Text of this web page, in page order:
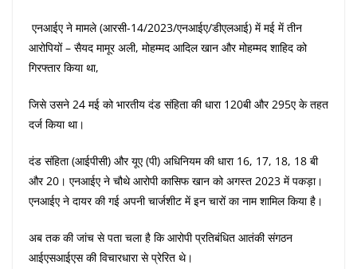
एनआईए ने मामले (आरसी-14/2023/एनआईए/डीएलआई) में मई में तीन
आरोपियों – सैयद मामूर अली, मोहम्मद आदिल खान और मोहम्मद शाहिद को
गिरफ्तार किया था,
जिसे उसने 24 मई को भारतीय दंड संहिता की धारा 120बी और 295ए के तहत
दर्ज किया था।
दंड संहिता (आईपीसी) और यूए (पी) अधिनियम की धारा 16, 17, 18, 18 बी
और 20। एनआईए ने चौथे आरोपी कासिफ खान को अगस्त 2023 में पकड़ा।
एनआईए ने दायर की गई अपनी चार्जशीट में इन चारों का नाम शामिल किया है।
अब तक की जांच से पता चला है कि आरोपी प्रतिबंधित आतंकी संगठन
आईएसआईएस की विचारधारा से प्रेरित थे।